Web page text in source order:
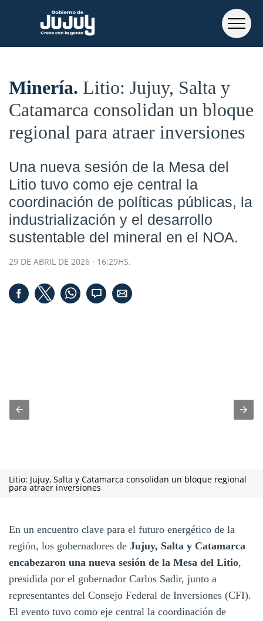
Minería Litio: Jujuy, Salta y
Catamarca consolidan un bloque
regional para atraer inversiones
Una nueva sesión de la Mesa del
Litio tuvo como eje central la
coordinación de políticas públicas, la
industrialización y el desarrollo
sustentable del mineral en el NOA.
29 DE ABRIL DE 2026 · 16:29HS.
Litio: Jujuy, Salta y Catamarca consolidan un bloque regional
para atraer inversiones
En un encuentro clave para el futuro energético de la
región, los gobernadores de Jujuy, Salta y Catamarca
encabezaron una nueva sesión de la Mesa del Litio,
presidida por el gobernador Carlos Sadir, junto a
representantes del Consejo Federal de Inversiones (CFI).
El evento tuvo como eje central la coordinación de